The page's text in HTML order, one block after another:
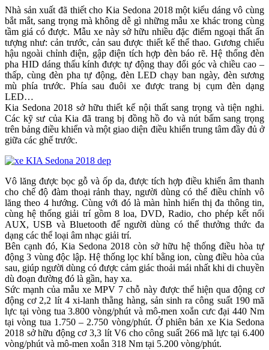
Nhà sản xuất đã thiết cho Kia Sedona 2018 một kiểu dáng vô cùng
bắt mắt, sang trọng mà không dễ gì những mẫu xe khác trong cùng
tầm giá có được. Mẫu xe này sở hữu nhiều đặc điểm ngoại thất ấn
tượng như: cản trước, cản sau được thiết kế thể thao. Gương chiếu
hậu ngoài chỉnh điện, gập điện tích hợp đèn báo rẽ. Hệ thống đèn
pha HID dáng thấu kính được tự động thay đổi góc và chiều cao –
thấp, cùng đèn pha tự động, đèn LED chạy ban ngày, đèn sương
mù phía trước. Phía sau đuôi xe được trang bị cụm đèn dạng
LED…
Kia Sedona 2018 sở hữu thiết kế nội thất sang trọng và tiện nghi.
Các kỹ sư của Kia đã trang bị đồng hồ đo và nút bấm sang trọng
trên bảng điều khiển và một giao diện điều khiển trung tâm đầy đủ ở
giữa các ghế trước.
Vô lăng được bọc gỗ và ốp da, được tích hợp điều khiển âm thanh
cho chế độ đàm thoại rảnh thay, người dùng có thể điều chỉnh vô
lăng theo 4 hướng. Cùng với đó là màn hình hiển thị đa thông tin,
cùng hệ thống giải trí gồm 8 loa, DVD, Radio, cho phép kết nối
AUX, USB và Bluetooth để người dùng có thể thưởng thức đa
dạng các thể loại âm nhạc giải trí.
Bên cạnh đó, Kia Sedona 2018 còn sở hữu hệ thống điều hòa tự
động 3 vùng độc lập. Hệ thống lọc khí bằng ion, cùng điều hòa của
sau, giúp người dùng có được cảm giác thoải mái nhất khi di chuyền
dù đoạn đường đó là gần, hay xa.
Sức mạnh của mẫu xe MPV 7 chỗ này được thể hiện qua động cơ
động cơ 2,2 lít 4 xi-lanh thằng hàng, sản sinh ra công suất 190 mã
lực tại vòng tua 3.800 vòng/phút và mô-men xoắn cưc đại 440 Nm
tại vòng tua 1.750 – 2.750 vòng/phút. Ở phiên bản xe Kia Sedona
2018 sở hữu động cơ 3,3 lít V6 cho công suất 266 mã lực tại 6.400
vòng/phút và mô-men xoắn 318 Nm tại 5.200 vòng/phút.